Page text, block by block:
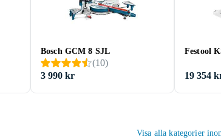
Bosch GCM 8 SJL
(10)
3 990 kr
Festool
19 354
Visa alla kategorier